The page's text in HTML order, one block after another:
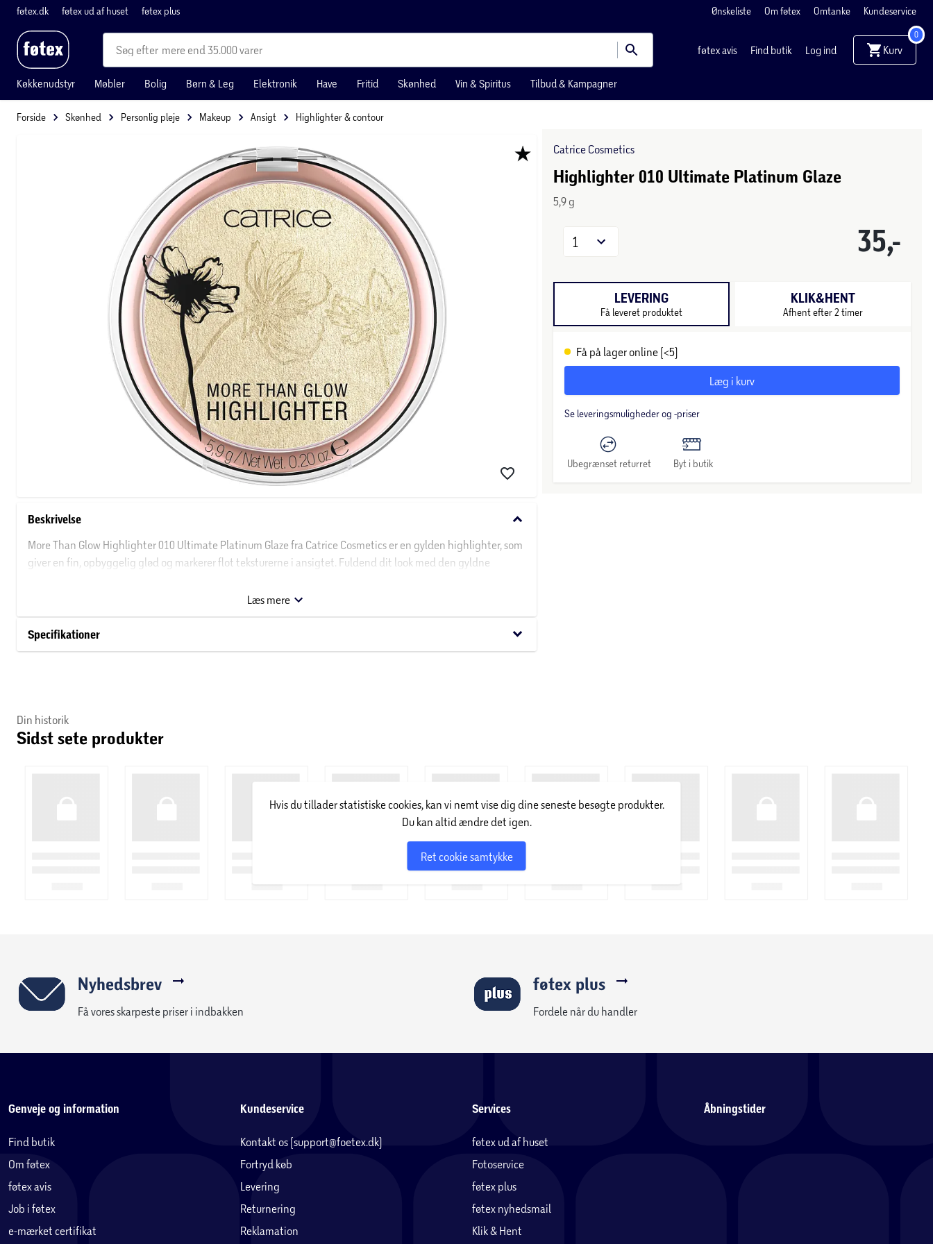
føtex.dk føtex ud af huset føtex plus Ønskeliste Om føtex Omtanke Kundeservice
mere end 35.000 varer føtex avis Find butik Log ind Kurv
0
Køkkenudstyr Møbler Bolig Børn & Leg Elektronik Have Fritid Skønhed Vin & Spiritus Tilbud & Kampagner
Forside Skønhed Personlig pleje Makeup Ansigt Highlighter & contour
Beskrivelse keyboard_arrow_down
More Than Glow Highlighter 010 Ultimate Platinum Glaze fra Catrice Cosmetics er en gylden highlighter, som
giver en fin, opbyggelig glød og markerer flot teksturerne i ansigtet. Fuldend dit look med den gyldne
Hos Catrice Cosmetics finder du et stort udvalg af skønhedsprodukter – lige fra foundation, pudder,
Læs mere
Specifikationer keyboard_arrow_down
Catrice Cosmetics
Highlighter 010 Ultimate Platinum Glaze
5,9 g
35,-
1
LEVERING
Få leveret produktet
KLIK&HENT
Afhent efter 2 timer
Få på lager online (<5)
Læg i kurv
Se leveringsmuligheder og -priser
Ubegrænset returret Byt i butik
Din historik
Sidst sete produkter
Hvis du tillader statistiske cookies, kan vi nemt vise dig dine seneste besøgte produkter.
Du kan altid ændre det igen.
Ret cookie samtykke
Nyhedsbrev
Få vores skarpeste priser i indbakken
føtex plus
Fordele når du handler
Genveje og information
Find butik
Om føtex
føtex avis
Job i føtex
e-mærket certifikat
Kundeservice
Kontakt os (support@foetex.dk)
Fortryd køb
Levering
Returnering
Reklamation
Services
føtex ud af huset
Fotoservice
føtex plus
føtex nyhedsmail
Klik & Hent
Åbningstider